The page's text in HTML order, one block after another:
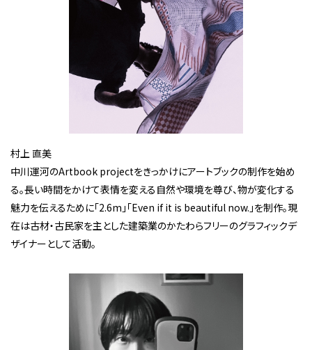
村上 直美
中川運河のArtbook projectをきっかけにアートブックの制作を始め
る。長い時間をかけて表情を変える自然や環境を尊び、物が変化する
魅力を伝えるために「2.6m」「Even if it is beautiful now.」を制作。現
在は古材・古民家を主とした建築業のかたわらフリーのグラフィックデ
ザイナーとして活動。